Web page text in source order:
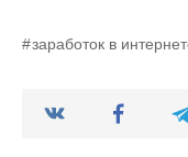
заработок в